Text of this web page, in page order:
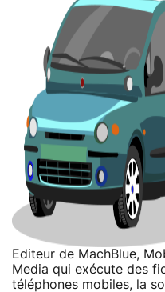
Editeur de MachBlue,
Media qui exécute des
téléphones mobiles, la